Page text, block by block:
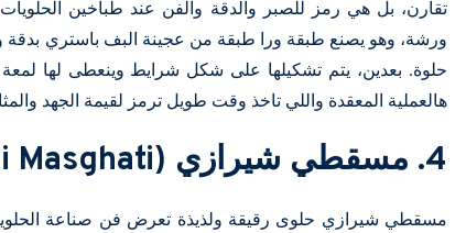
تقارن، بل هي رمز للصبر والدقة والفن عند طباخين
ورشة، وهو يصنع طبقة ورا طبقة من عجينة البف باستري
حلوة. بعدين، يتم تشكيلها على شكل شرايط وينعطى لها
هالعملية المعقدة واللي تاخذ وقت طويل ترمز لقيمة الجهد
4. مسقطي شيرازي (Shirazi Masghati)
مسقطي شيرازي حلوى رقيقة ولذيذة تعرض فن صناعة